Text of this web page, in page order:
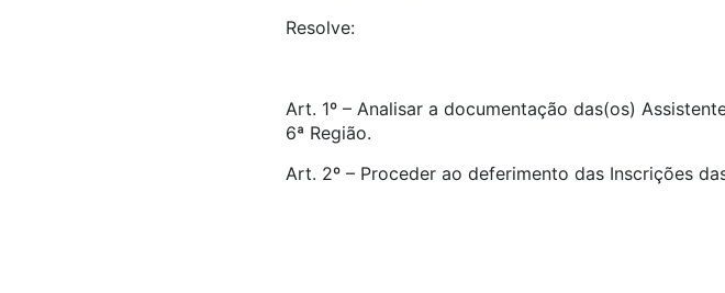
Resolve:
Art. 1º – Analisar a documentação das(os)
6ª Região.
Art. 2º – Proceder ao deferimento das Inscrições